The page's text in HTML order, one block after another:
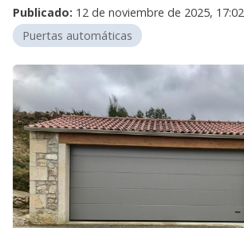
Publicado: 12 de noviembre de 2025, 17:02
Puertas automáticas